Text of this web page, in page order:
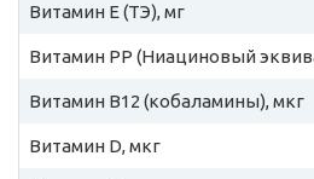
Витамин E (ТЭ), мг
Витамин PP (Ниациновый
Витамин B12 (кобаламины), мкг
Витамин D, мкг